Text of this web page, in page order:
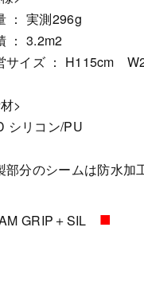
： 実測296g
： 3.2m2
サイズ ： H115cm
>
シリコン/PU
部分のシームは防水加
GRIP＋SIL ■